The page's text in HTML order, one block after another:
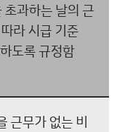
과하는 날의 근
라 시급 기준
도록 규정함
근무가 없는 비